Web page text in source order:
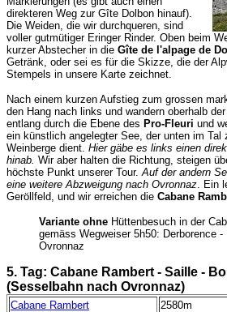
direkteren Weg zur Gîte Dolbon hinauf).
Die Weiden, die wir durchqueren, sind
voller gutmütiger Eringer Rinder. Oben beim
kurzer Abstecher in die Gîte de l'alpage de
Getränk, oder sei es für die Skizze, die der
Stempels in unsere Karte zeichnet.
Nach einem kurzen Aufstieg zum grossen
den Hang nach links und wandern oberhalb
entlang durch die Ebene des Pro-Fleuri und
ein künstlich angelegter See, der unten im Tal
Weinberge dient. Hier gäbe es links einen
hinab. Wir aber halten die Richtung, steigen
höchste Punkt unserer Tour. Auf der andern
eine weitere Abzweigung nach Ovronnaz . Ein
Geröllfeld, und wir erreichen die Cabane
Variante ohne Hüttenbesuch in der
gemäss Wegweiser 5h50: Derborence
Ovronnaz
5. Tag: Cabane Rambert - Saille -
(Sesselbahn nach Ovronnaz)
Cabane Rambert
2580m